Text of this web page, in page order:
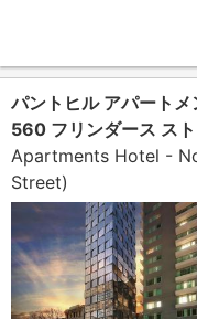
パントヒル アパート
560 フリンダース ス
Apartments Hotel -
Street)